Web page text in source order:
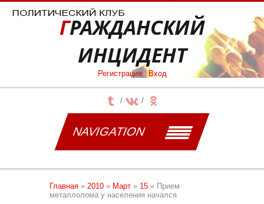
ГРАЖДАНСКИЙ
ИНЦИДЕНТ
Регистрация Вход
NAVIGATION
Главная » 2010 » Март » 15 » Прием
металлолома у населения начался